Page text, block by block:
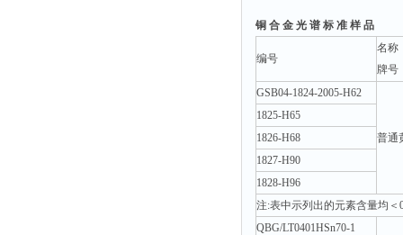
铜 合 金 光 谱 标 准 样 品
编号
名称
牌号
GSB04-1824-2005-H62
普通
1825-H65
1826-H68
1827-H90
1828-H96
注:表中示列出的元素含量均＜
QBG/LT0401HSn70-1